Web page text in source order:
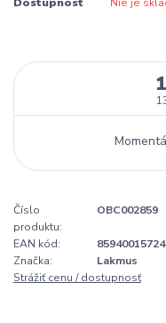
Číslo
produktu:
OBC002859
EAN kód:
Značka:
Lakmus
Strážiť cenu / dostupnosť